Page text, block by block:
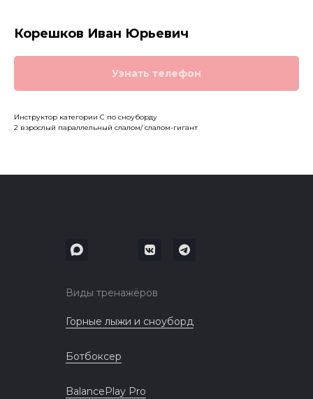
Корешков Иван Юрьевич
Узнать телефон
Инструктор категории С по сноуборду
2 взрослый параллельный слалом/ слалом-гигант
Виды тренажёров
Горные лыжи и сноуборд
Ботбоксер
BalancePlay Pro